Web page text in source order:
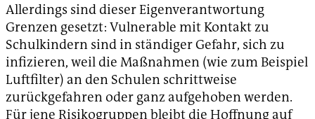
Allerdings sind dieser Eigenverantwortung
Grenzen gesetzt: Vulnerable mit Kontakt zu
Schulkindern sind in ständiger Gefahr, sich zu
infizieren, weil die Maßnahmen (wie zum Beispiel
Luftfilter) an den Schulen schrittweise
zurückgefahren oder ganz aufgehoben werden.
Für jene Risikogruppen bleibt die Hoffnung auf